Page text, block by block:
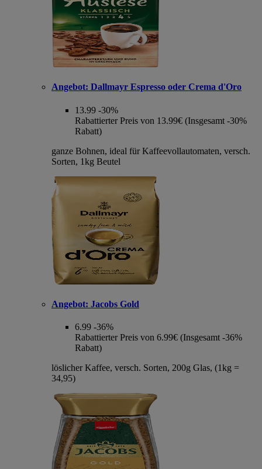
Angebot: Dallmayr Espresso oder Crema d'Oro
13.99 -30%
Rabattierter Preis von 13.99€ (Insgesamt -30%
Rabatt)
ganze Bohnen, ideal für Kaffeevollautomaten, versch.
Sorten, 1kg Beutel
Angebot: Jacobs Gold
6.99 -36%
Rabattierter Preis von 6.99€ (Insgesamt -36%
Rabatt)
löslicher Kaffee, versch. Sorten, 200g Glas, (1kg =
34,95)